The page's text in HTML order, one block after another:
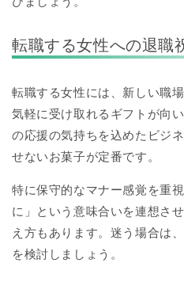
転職する女性への退職
転職する女性には、新しい職
気軽に受け取れるギフトが向
の応援の気持ちを込めたビジ
せないお菓子が定番です。
特に保守的なマナー感覚を重
に」という意味合いを連想さ
え方もあります。迷う場合は
を検討しましょう。